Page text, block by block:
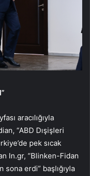
aracılığıyla
“ABD Dışişleri
pek sıcak
In.gr, “Blinken-Fidan
sona erdi” başlığıyla